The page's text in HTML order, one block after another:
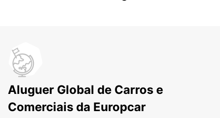
Aluguer Global de Carros e
Comerciais da Europcar